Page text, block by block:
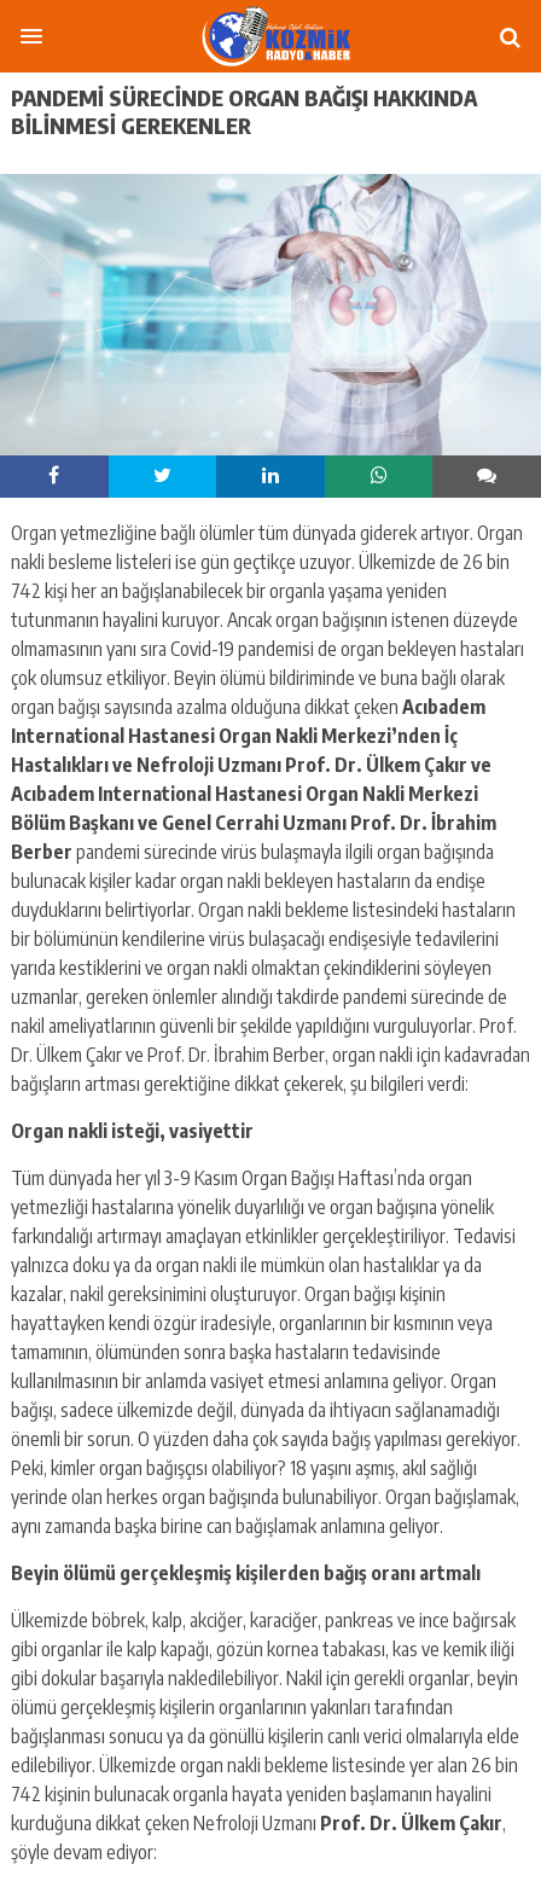
PANDEMİ SÜRECİNDE ORGAN BAĞIŞI HAKKINDA
BİLİNMESİ GEREKENLER
Organ yetmezliğine bağlı ölümler tüm dünyada giderek artıyor. Organ
nakli besleme listeleri ise gün geçtikçe uzuyor. Ülkemizde de 26 bin
742 kişi her an bağışlanabilecek bir organla yaşama yeniden
tutunmanın hayalini kuruyor. Ancak organ bağışının istenen düzeyde
olmamasının yanı sıra Covid-19 pandemisi de organ bekleyen hastaları
çok olumsuz etkiliyor. Beyin ölümü bildiriminde ve buna bağlı olarak
organ bağışı sayısında azalma olduğuna dikkat çeken Acıbadem
International Hastanesi Organ Nakli Merkezi’nden İç
Hastalıkları ve Nefroloji Uzmanı Prof. Dr. Ülkem Çakır ve
Acıbadem International Hastanesi Organ Nakli Merkezi
Bölüm Başkanı ve Genel Cerrahi Uzmanı Prof. Dr. İbrahim
Berber pandemi sürecinde virüs bulaşmayla ilgili organ bağışında
bulunacak kişiler kadar organ nakli bekleyen hastaların da endişe
duyduklarını belirtiyorlar. Organ nakli bekleme listesindeki hastaların
bir bölümünün kendilerine virüs bulaşacağı endişesiyle tedavilerini
yarıda kestiklerini ve organ nakli olmaktan çekindiklerini söyleyen
uzmanlar, gereken önlemler alındığı takdirde pandemi sürecinde de
nakil ameliyatlarının güvenli bir şekilde yapıldığını vurguluyorlar. Prof.
Dr. Ülkem Çakır ve Prof. Dr. İbrahim Berber, organ nakli için kadavradan
bağışların artması gerektiğine dikkat çekerek, şu bilgileri verdi:
Organ nakli isteği, vasiyettir
Tüm dünyada her yıl 3-9 Kasım Organ Bağışı Haftası’nda organ
yetmezliği hastalarına yönelik duyarlılığı ve organ bağışına yönelik
farkındalığı artırmayı amaçlayan etkinlikler gerçekleştiriliyor. Tedavisi
yalnızca doku ya da organ nakli ile mümkün olan hastalıklar ya da
kazalar, nakil gereksinimini oluşturuyor. Organ bağışı kişinin
hayattayken kendi özgür iradesiyle, organlarının bir kısmının veya
tamamının, ölümünden sonra başka hastaların tedavisinde
kullanılmasının bir anlamda vasiyet etmesi anlamına geliyor. Organ
bağışı, sadece ülkemizde değil, dünyada da ihtiyacın sağlanamadığı
önemli bir sorun. O yüzden daha çok sayıda bağış yapılması gerekiyor.
Peki, kimler organ bağışçısı olabiliyor? 18 yaşını aşmış, akıl sağlığı
yerinde olan herkes organ bağışında bulunabiliyor. Organ bağışlamak,
aynı zamanda başka birine can bağışlamak anlamına geliyor.
Beyin ölümü gerçekleşmiş kişilerden bağış oranı artmalı
Ülkemizde böbrek, kalp, akciğer, karaciğer, pankreas ve ince bağırsak
gibi organlar ile kalp kapağı, gözün kornea tabakası, kas ve kemik iliği
gibi dokular başarıyla nakledilebiliyor. Nakil için gerekli organlar, beyin
ölümü gerçekleşmiş kişilerin organlarının yakınları tarafından
bağışlanması sonucu ya da gönüllü kişilerin canlı verici olmalarıyla elde
edilebiliyor. Ülkemizde organ nakli bekleme listesinde yer alan 26 bin
742 kişinin bulunacak organla hayata yeniden başlamanın hayalini
kurduğuna dikkat çeken Nefroloji Uzmanı Prof. Dr. Ülkem Çakır,
şöyle devam ediyor: